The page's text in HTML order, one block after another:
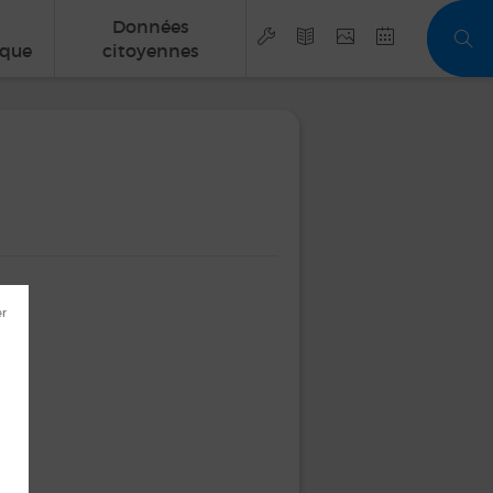
Données
citoyennes